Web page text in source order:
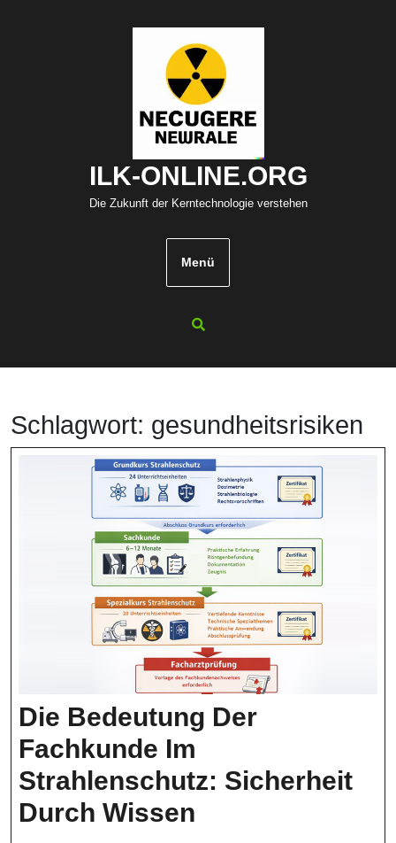
ILK-ONLINE.ORG
Die Zukunft der Kerntechnologie verstehen
Menü
Schlagwort: gesundheitsrisiken
Die Bedeutung Der
Fachkunde Im
Strahlenschutz: Sicherheit
Durch Wissen